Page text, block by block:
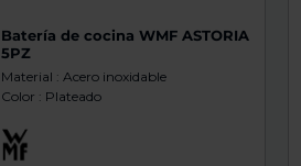
Batería de cocina WMF ASTORIA
5PZ
Material : Acero inoxidable
Color : Plateado